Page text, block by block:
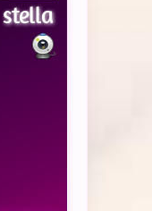
stella